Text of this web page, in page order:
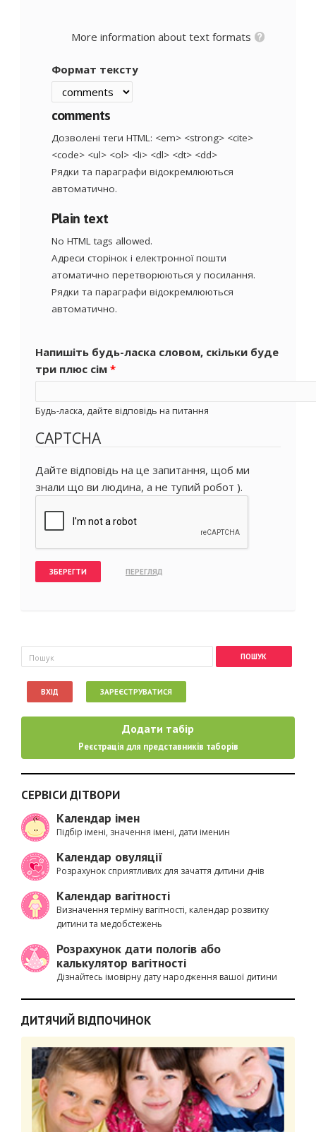
More information about text formats
Формат тексту
comments
Дозволені теги HTML: <em> <strong> <cite>
<code> <ul> <ol> <li> <dl> <dt> <dd>
Рядки та параграфи відокремлюються
автоматично.
Plain text
No HTML tags allowed.
Адреси сторінок і електронної пошти
атоматично перетворюються у посилання.
Рядки та параграфи відокремлюються
автоматично.
Напишіть будь-ласка словом, скільки буде
три плюс сім *
Будь-ласка, дайте відповідь на питання
CAPTCHA
Дайте відповідь на це запитання, щоб ми
знали що ви людина, а не тупий робот ).
Пошукова форма
Пошук
ВХІД ЗАРЕЄСТРУВАТИСЯ
Додати табір
Реєстрація для представників таборів
СЕРВІСИ ДІТВОРИ
Календар імен
Підбір імені, значення імені, дати іменин
Календар овуляції
Розрахунок сприятливих для зачаття дитини днів
Календар вагітності
Визначення терміну вагітності, календар розвитку
дитини та медобстежень
Розрахунок дати пологів або
калькулятор вагітності
Дізнайтесь імовірну дату народження вашої дитини
ДИТЯЧИЙ ВІДПОЧИНОК